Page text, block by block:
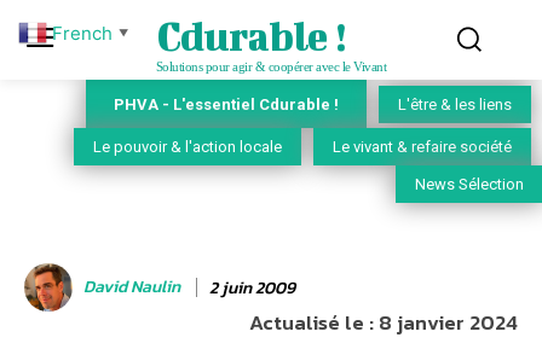
Cdurable !
Solutions pour agir & coopérer avec le Vivant
PHVA - L'essentiel Cdurable ! L'être & les liens
Le pouvoir & l'action locale Le vivant & refaire société
News Sélection
David Naulin 2 juin 2009
Actualisé le :8 janvier 2024
French ▼